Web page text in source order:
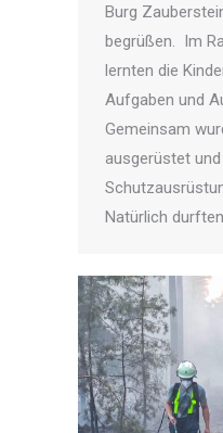
Burg
begrüßen. Im
lernten die
Aufgaben und
Gemeinsam
ausgerüstet
Natürlich